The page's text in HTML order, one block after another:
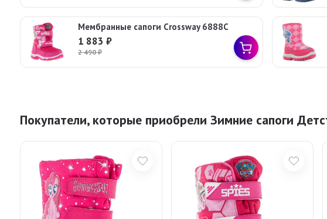
Мембранные сапоги Crossway 6888C
1 883 ₽
2 490₽
Покупатели, которые приобрели Зимние сапоги